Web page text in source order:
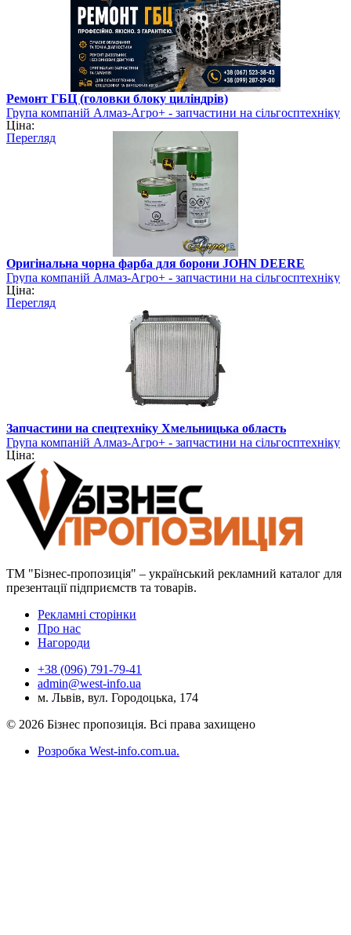
Ремонт ГБЦ (головки блоку циліндрів)
Група компаній Алмаз-Агро+ - запчастини на сільгосптехніку
Ціна:
Перегляд
Оригінальна чорна фарба для борони JOHN DEERE
Група компаній Алмаз-Агро+ - запчастини на сільгосптехніку
Ціна:
Перегляд
Запчастини на спецтехніку Хмельницька область
Група компаній Алмаз-Агро+ - запчастини на сільгосптехніку
Ціна:
ТМ "Бізнес-пропозиція" – український рекламний каталог для
презентації підприємств та товарів.
Рекламні сторінки
Про нас
Нагороди
+38 (096) 791-79-41
admin@west-info.ua
м. Львів, вул. Городоцька, 174
© 2026 Бізнес пропозиція. Всі права захищено
Розробка West-info.com.ua.